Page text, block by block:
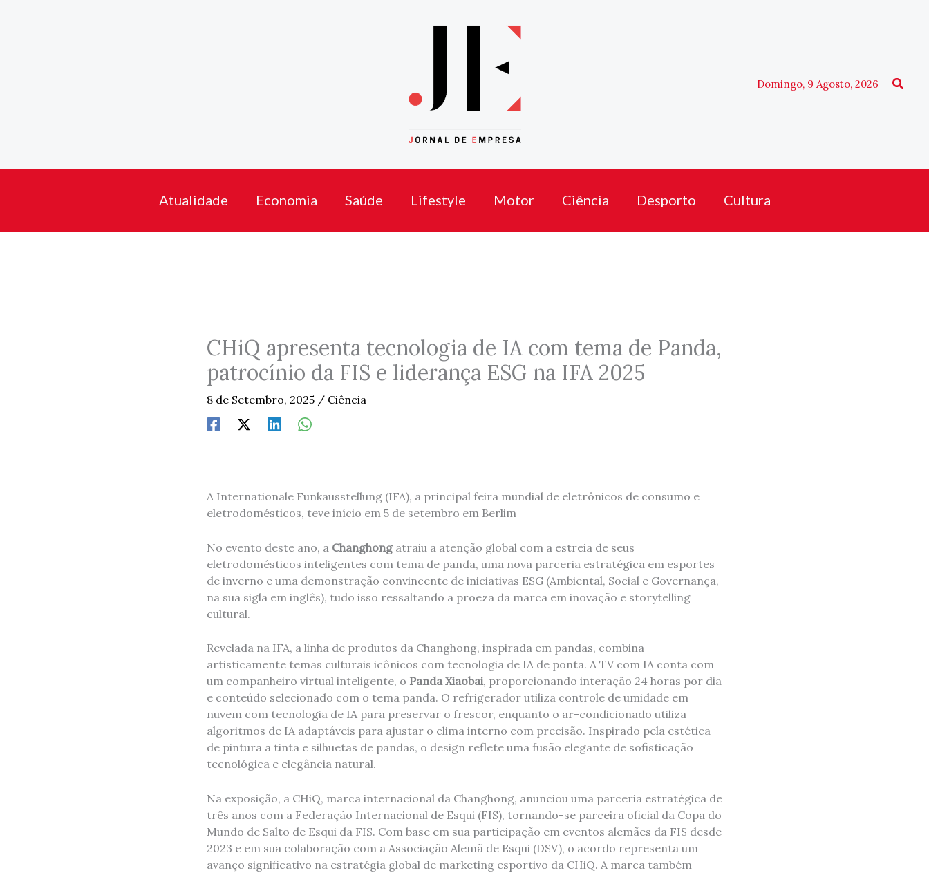
Domingo, 9 Agosto, 2026
Atualidade Economia Saúde Lifestyle Motor Ciência Desporto Cultura
CHiQ apresenta tecnologia de IA com tema de Panda,
patrocínio da FIS e liderança ESG na IFA 2025
8 de Setembro, 2025 / Ciência
A Internationale Funkausstellung (IFA), a principal feira mundial de eletrônicos de consumo e
eletrodomésticos, teve início em 5 de setembro em Berlim
No evento deste ano, a Changhongatraiu a atenção global com a estreia de seus
eletrodomésticos inteligentes com tema de panda, uma nova parceria estratégica em esportes
de inverno e uma demonstração convincente de iniciativas ESG (Ambiental, Social e Governança,
na sua sigla em inglês), tudo isso ressaltando a proeza da marca em inovação e storytelling
cultural.
Revelada na IFA, a linha de produtos da Changhong, inspirada em pandas, combina
artisticamente temas culturais icônicos com tecnologia de IA de ponta. A TV com IA conta com
um companheiro virtual inteligente, o Panda Xiaobai, proporcionando interação 24 horas por dia
e conteúdo selecionado com o tema panda. O refrigerador utiliza controle de umidade em
nuvem com tecnologia de IA para preservar o frescor, enquanto o ar-condicionado utiliza
algoritmos de IA adaptáveis ​​para ajustar o clima interno com precisão. Inspirado pela estética
de pintura a tinta e silhuetas de pandas, o design reflete uma fusão elegante de sofisticação
tecnológica e elegância natural.
Na exposição, a CHiQ, marca internacional da Changhong, anunciou uma parceria estratégica de
três anos com a Federação Internacional de Esqui (FIS), tornando-se parceira oficial da Copa do
Mundo de Salto de Esqui da FIS. Com base em sua participação em eventos alemães da FIS desde
2023 e em sua colaboração com a Associação Alemã de Esqui (DSV), o acordo representa um
avanço significativo na estratégia global de marketing esportivo da CHiQ. A marca também